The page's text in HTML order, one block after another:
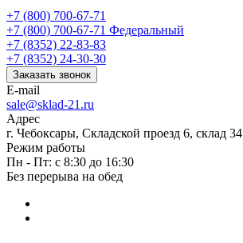
+7 (800) 700-67-71
+7 (800) 700-67-71 Федеральный
+7 (8352) 22-83-83
+7 (8352) 24-30-30
Заказать звонок
E-mail
sale@sklad-21.ru
Адрес
г. Чебоксары, Складской проезд 6, склад 34
Режим работы
Пн - Пт: с 8:30 до 16:30
Без перерыва на обед